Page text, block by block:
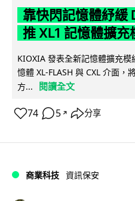
靠快閃記憶體紓緩
推 XL1 記憶體擴充
KIOXIA 發表全新記憶體擴充
憶體 XL-FLASH 與 CXL 介面，
方...
閱讀全文
74 5 ↗ 分享
商業科技 資訊保安